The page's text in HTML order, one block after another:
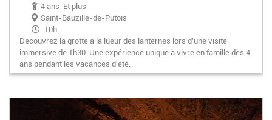
4 ans-Et plus
Saint-Bauzille-de-Putois
10h
Découvrez la grotte à la lueur des lanternes lors d'une visite
immersive de 1h30. Une expérience unique à vivre en famille dès 4
ans pendant les vacances d'été.